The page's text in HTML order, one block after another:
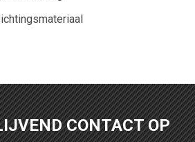
CONTACT OP